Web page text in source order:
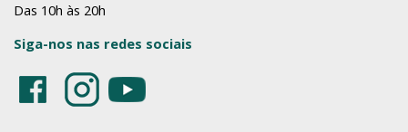
Das 10h às 20h
Siga-nos nas redes sociais